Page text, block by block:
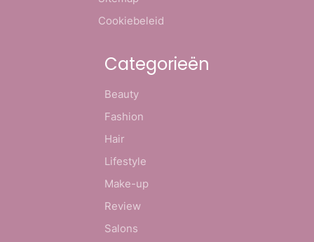
Cookiebeleid
Categorieën
Beauty
Fashion
Hair
Lifestyle
Make-up
Review
Salons